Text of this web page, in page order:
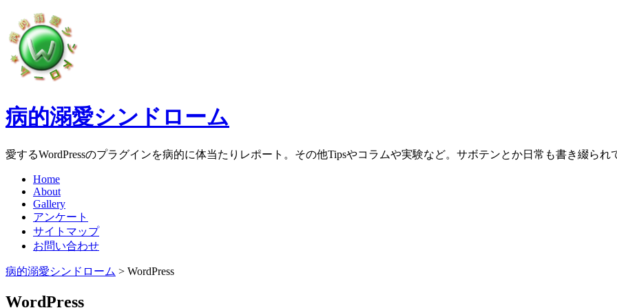
病的溺愛シンドローム
愛するWordPressのプラグインを病的に体当たりレポート。その他Tipsやコラムや実験など。サボテンとか日常も書き綴られ
Home
About
Gallery
アンケート
サイトマップ
お問い合わせ
病的溺愛シンドローム > WordPress
WordPress